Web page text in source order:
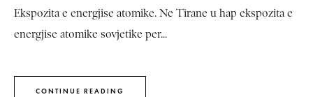
Ekspozita e energjise atomike. Ne Tirane u hap ekspozita e
energjise atomike sovjetike per...
CONTINUE READING